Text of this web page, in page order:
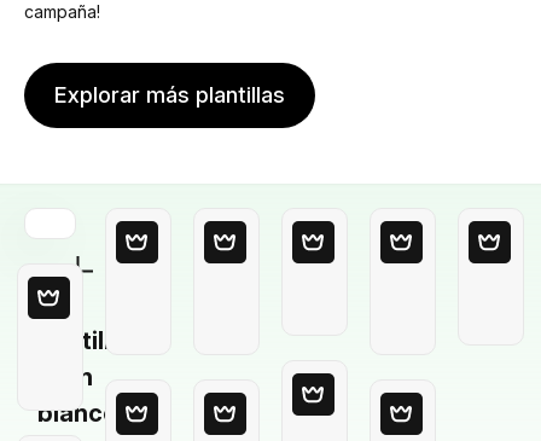
campaña!
Explorar más plantillas
Plantilla
en
blanco